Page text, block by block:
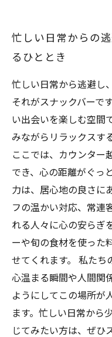
心に残るひとと
あなたの心を温め
る
忙しい日常からの
るひととき
忙しい日常から逃避し
それがスナックバーで
い出会いを楽しむ空間
みながらリラックスす
ここでは、カウンター
でき、心の距離がぐっ
力は、居心地の良さに
フの温かい対応、常連
れる人々に心の安らぎ
ーや旬の食材を使った
せてくれます。 私たち
心温まる瞬間や人間関
ようにしてこの場所が
ます。忙しい日常から
じてみたい方は、ぜひ